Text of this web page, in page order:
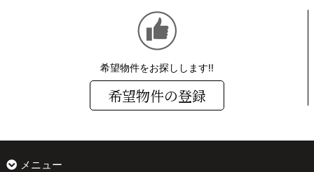
希望物件をお探しします!!
希望物件の登録
メニュー